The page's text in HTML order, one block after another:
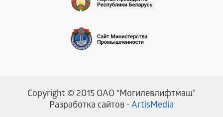
Разработка сайтов - ArtisMedia
Copyright © 2015 ОАО “Могилевлифтмаш”